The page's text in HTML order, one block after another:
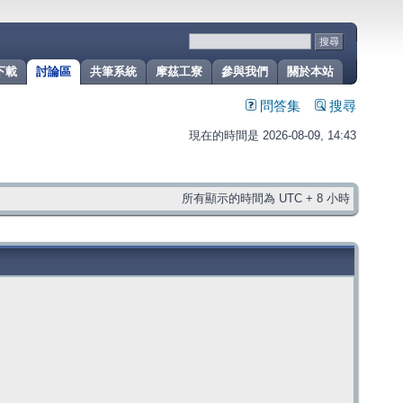
關於本站
參與我們
摩茲工寮
共筆系統
討論區
載
問答集 搜尋
現在的時間是 2026-08-09, 14:43
所有顯示的時間為 UTC + 8 小時